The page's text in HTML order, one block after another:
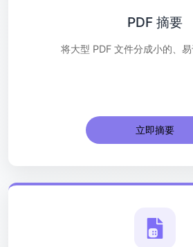
PDF 摘要
将大型 PDF 文件分成小的、
立即摘要